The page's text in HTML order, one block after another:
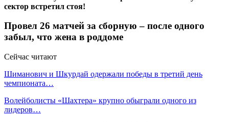
сектор встретил стоя!
Провел 26 матчей за сборную – после одного
забыл, что жена в роддоме
Сейчас читают
Шиманович и Шкурдай одержали победы в третий день
чемпионата…
Волейболисты «Шахтера» крупно обыграли одного из
лидеров…